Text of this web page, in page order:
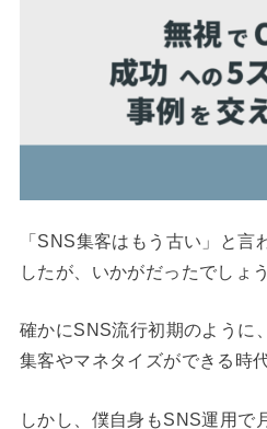
「SNS集客はもう古い」と言
したが、いかがだったでしょう
確かにSNS流行初期のように
集客やマネタイズができる時
しかし、僕自身もSNS運用で